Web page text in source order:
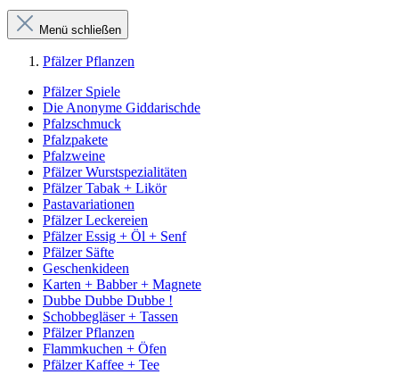
Menü schließen
Pfälzer Pflanzen
Pfälzer Spiele
Die Anonyme Giddarischde
Pfalzschmuck
Pfalzpakete
Pfalzweine
Pfälzer Wurstspezialitäten
Pfälzer Tabak + Likör
Pastavariationen
Pfälzer Leckereien
Pfälzer Essig + Öl + Senf
Pfälzer Säfte
Geschenkideen
Karten + Babber + Magnete
Dubbe Dubbe Dubbe !
Schobbegläser + Tassen
Pfälzer Pflanzen
Flammkuchen + Öfen
Pfälzer Kaffee + Tee